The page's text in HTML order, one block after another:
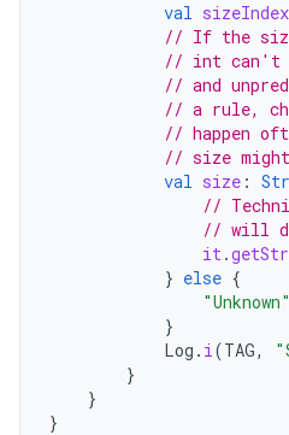
val sizeIndex
// If the size
// int can't
// and
// a rule,
// happen
// size
val size :
//
// will
it.
} else {
"Unknown"
}
Log . i(TAG,
}
}
}